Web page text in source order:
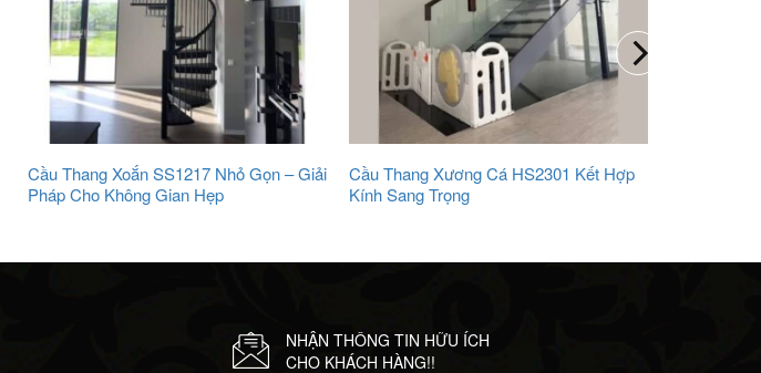
Cầu Thang Xoắn SS1217 Nhỏ Gọn – Giải
Pháp Cho Không Gian Hẹp
Cầu Thang Xương Cá HS2301 Kết Hợp
Kính Sang Trọng
NHẬN THÔNG TIN HỮU ÍCH
CHO KHÁCH HÀNG!!